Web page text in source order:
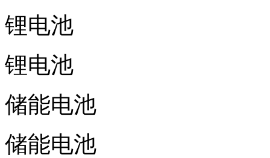
锂电池
锂电池
储能电池
储能电池